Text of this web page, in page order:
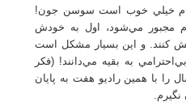
خيلي خوب است سوسن جون!
مي‌شود، اول به خودش
کنند. و اين بسيار مشکل است
به بقيه مي‌دانند! (فکر
را با همين راديو هفت به پايان